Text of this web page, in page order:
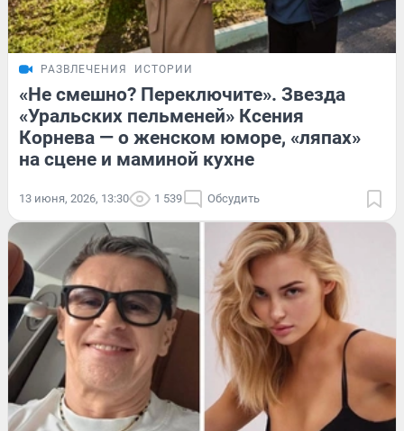
РАЗВЛЕЧЕНИЯ ИСТОРИИ
«Не смешно? Переключите». Звезда
«Уральских пельменей» Ксения
Корнева — о женском юморе, «ляпах»
на сцене и маминой кухне
13 июня, 2026, 13:30 1 539 Обсудить